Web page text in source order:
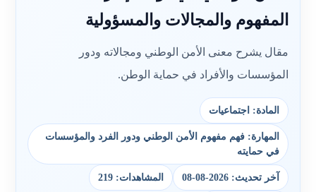
المفهوم والمجالات والمسؤولية
مقال يشرح معنى الأمن الوطني ومجالاته ودور
المؤسسات والأفراد في حماية الوطن.
المادة: اجتماعيات
المهارة: فهم مفهوم الأمن الوطني ودور الفرد والمؤسسات
في حمايته
آخر تحديث: 2026-08-08 المشاهدات: 219